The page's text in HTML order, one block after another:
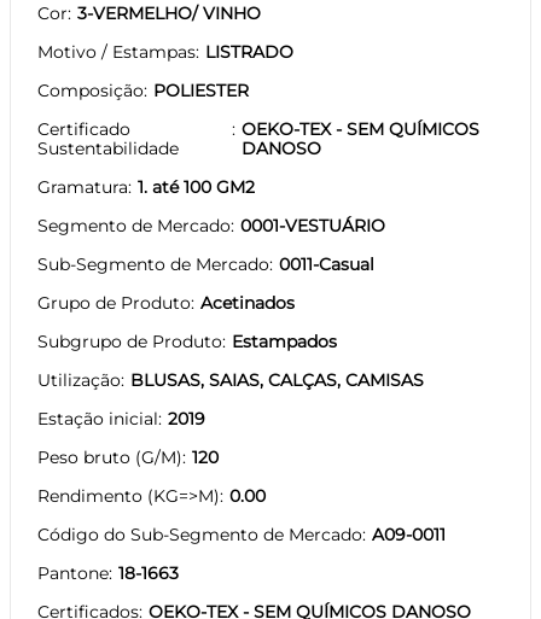
Cor 3-VERMELHO/ VINHO
Motivo / Estampas LISTRADO
Composição POLIESTER
Certificado
Sustentabilidade
OEKO-TEX - SEM QUÍMICOS
DANOSO
Gramatura 1. até 100 GM2
Segmento de Mercado 0001-VESTUÁRIO
Sub-Segmento de Mercado 0011-Casual
Grupo de Produto Acetinados
Subgrupo de Produto Estampados
Utilização BLUSAS, SAIAS, CALÇAS, CAMISAS
Estação inicial 2019
Peso bruto (G/M) 120
Rendimento (KG=>M) 0.00
Código do Sub-Segmento de Mercado A09-0011
Pantone 18-1663
Certificados OEKO-TEX - SEM QUÍMICOS DANOSO